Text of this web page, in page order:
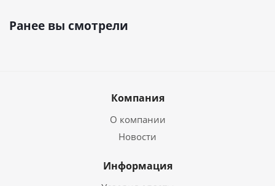
Ранее вы смотрели
Компания
О компании
Новости
Информация